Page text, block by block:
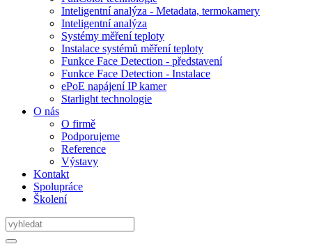
Inteligentní analýza - Metadata, termokamery
Inteligentní analýza
Systémy měření teploty
Instalace systémů měření teploty
Funkce Face Detection - představení
Funkce Face Detection - Instalace
ePoE napájení IP kamer
Starlight technologie
O nás
O firmě
Podporujeme
Reference
Výstavy
Kontakt
Spolupráce
Školení